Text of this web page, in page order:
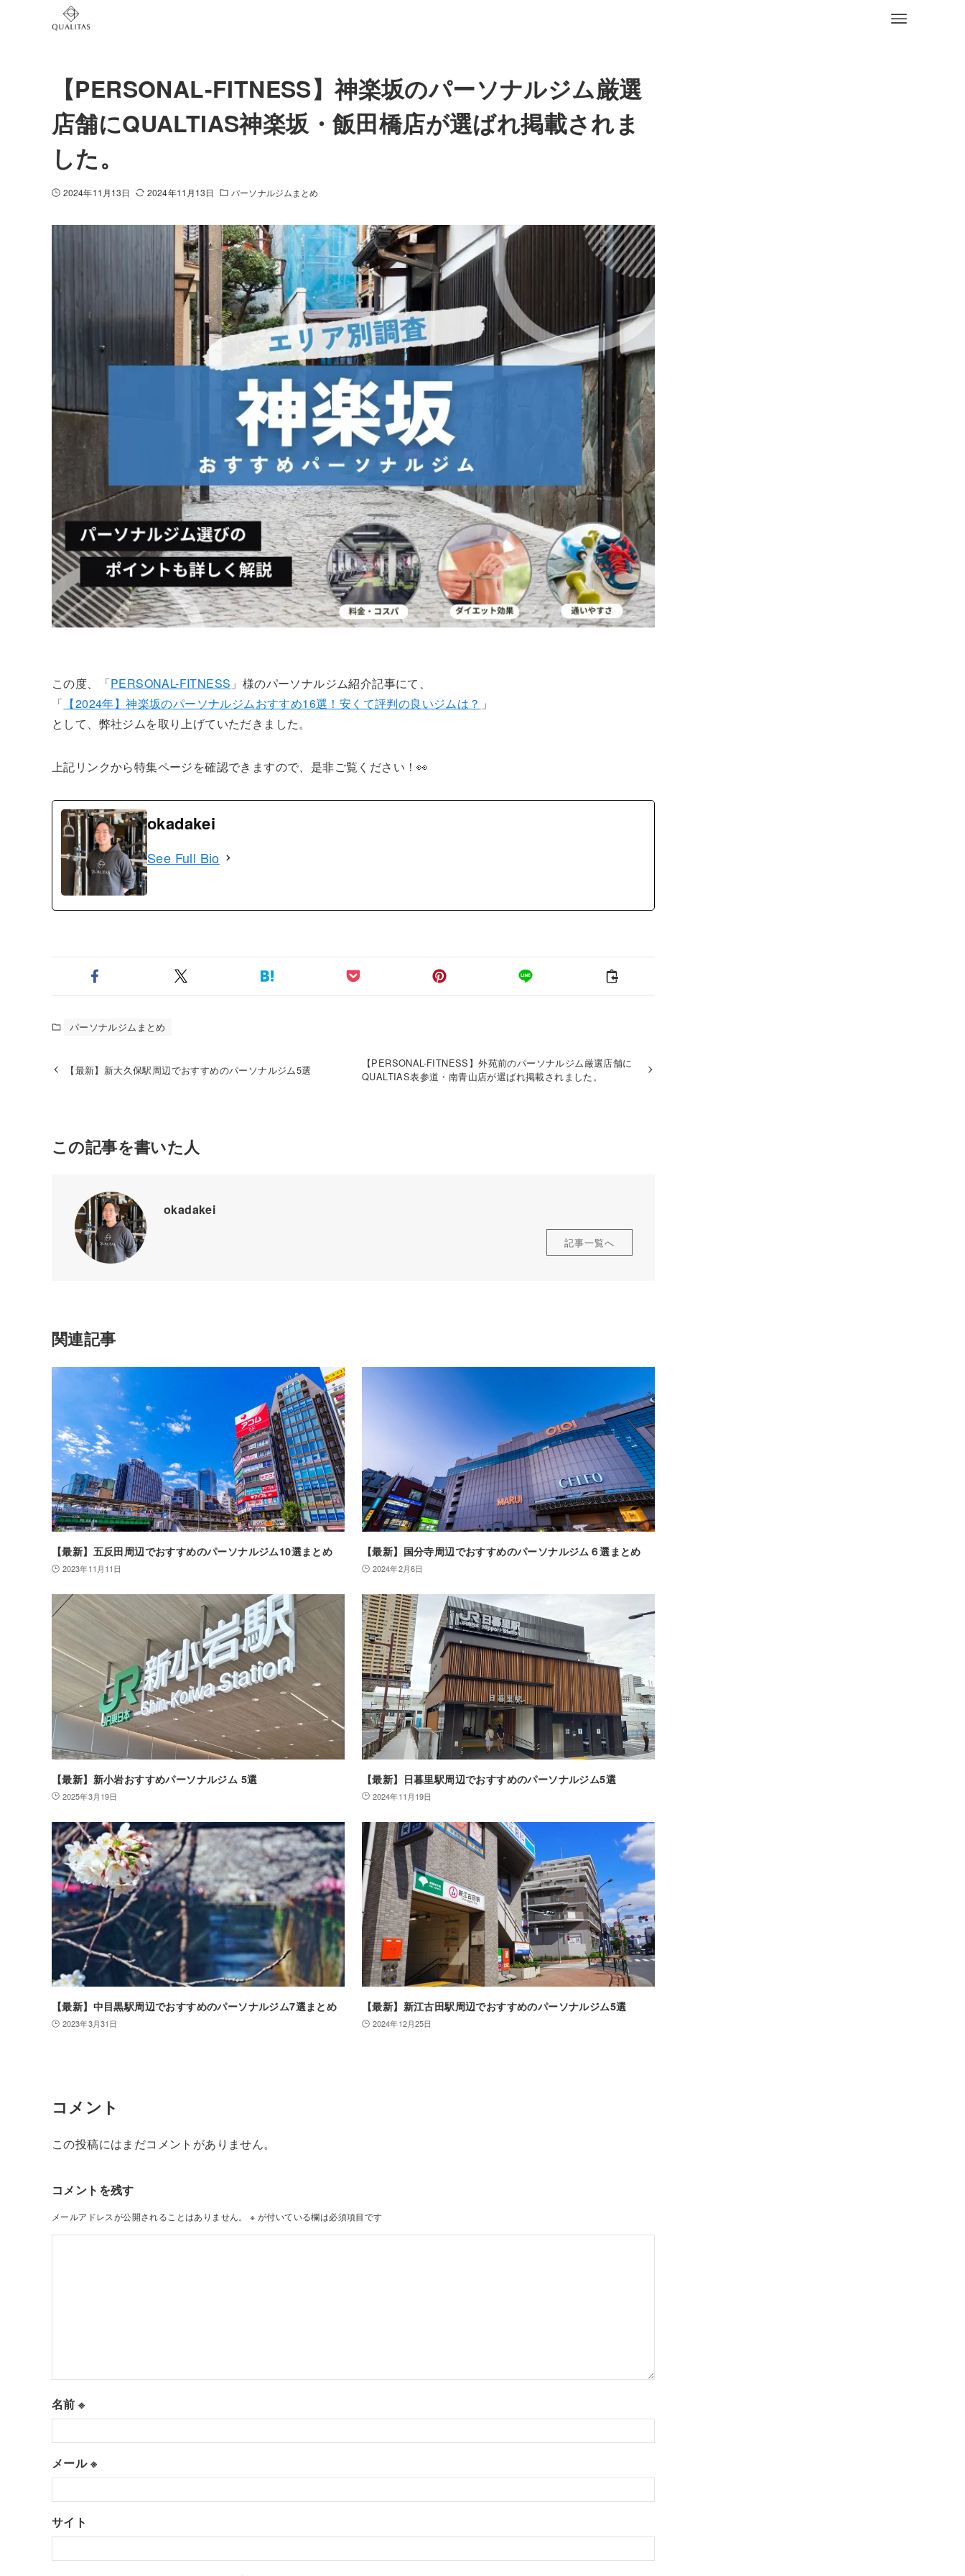
【PERSONAL-FITNESS】神楽坂のパーソナルジム厳選
店舗にQUALTIAS神楽坂・飯田橋店が選ばれ掲載されま
した。
2024年11月13日 2024年11月13日 パーソナルジムまとめ
この度、「PERSONAL-FITNESS 」様のパーソナルジム紹介記事にて、
「 【2024年】神楽坂のパーソナルジムおすすめ16選！安くて評判の良いジムは？ 」
として、弊社ジムを取り上げていただきました。
上記リンクから特集ページを確認できますので、是非ご覧ください！👀
okadakei
See Full Bio
パーソナルジムまとめ
【最新】新大久保駅周辺でおすすめのパーソナルジム5選
【PERSONAL-FITNESS】外苑前のパーソナルジム厳選店舗に
QUALTIAS表参道・南青山店が選ばれ掲載されました。
この記事を書いた人
okadakei
記事一覧へ
関連記事
【最新】五反田周辺でおすすめのパーソナルジム10選まとめ
2023年11月11日
【最新】国分寺周辺でおすすめのパーソナルジム６選まとめ
2024年2月6日
【最新】新小岩おすすめパーソナルジム 5選
2025年3月19日
【最新】日暮里駅周辺でおすすめのパーソナルジム5選
2024年11月19日
【最新】中目黒駅周辺でおすすめのパーソナルジム7選まとめ
2023年3月31日
【最新】新江古田駅周辺でおすすめのパーソナルジム5選
2024年12月25日
コメント
この投稿にはまだコメントがありません。
コメントを残す
メールアドレスが公開されることはありません。 ※ が付いている欄は必須項目です
名前※
メール※
サイト